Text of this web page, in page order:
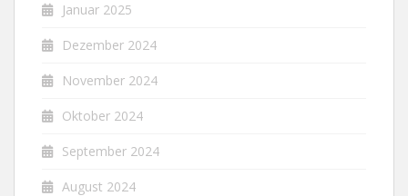
Januar 2025
Dezember 2024
November 2024
Oktober 2024
September 2024
August 2024